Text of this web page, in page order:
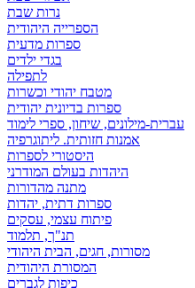
נרות שבת
הספרייה היהודית
ספרות מדעית
בגדי ילדים
לתפילה
מטבח יהודי וכשרות
ספרות בדיונית יהודית
עברית-מילונים, שיחון, ספרי לימוד
אמנות חזותית. ליתוגרפיה
היסטורי לספרות
היהדות בעולם המודרני
מתנה מהדורות
ספרות דתית, יהדות
פיתוח עצמי, עסקים
תנ"ך, תלמוד
מסורות, חגים, הבית היהודי
המסורת היהודית
כיפות לגברים